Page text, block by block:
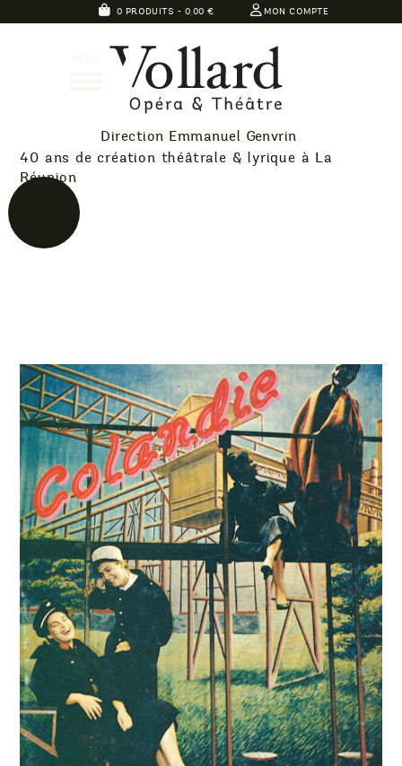
MON COMPTE
0 PRODUITS - 0,00€
Théatre
Vollard
Direction Emmanuel Genvrin
40 ans de création théâtrale & lyrique à La
Réunion